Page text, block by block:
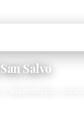
Salvo